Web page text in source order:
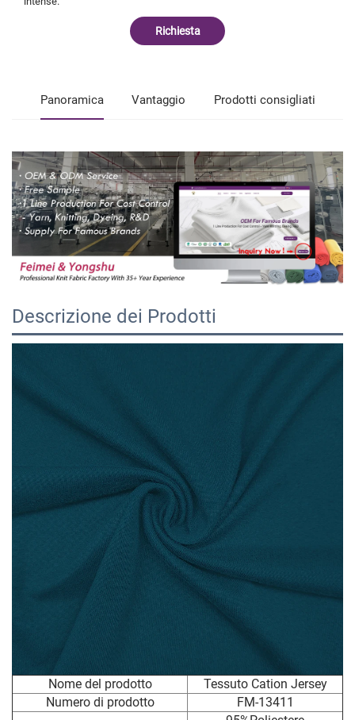
Richiesta
Panoramica Vantaggio Prodotti consigliati
Descrizione dei Prodotti
Nome del prodotto
Tessuto Cation Jersey
Numero di prodotto
FM-13411